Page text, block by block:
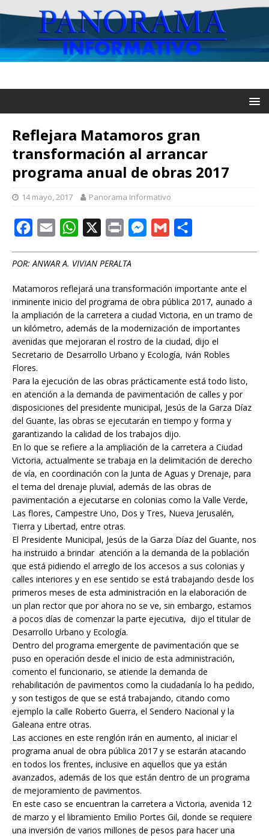
Reflejara Matamoros gran
transformación al arrancar
programa anual de obras 2017
14 mayo, 2017 Panorama Informativo
c
b
o
o
k
a
l
W
a
s
A
p
p
i
t
M
e
n
g
e
l
a
r
t
i
POR: ANWAR A. VIVIAN PERALTA
Matamoros reflejará una transformación importante ante el
inminente inicio del programa de obra pública 2017, aunado a
la ampliación de la carretera a ciudad Victoria, en un tramo de
un kilómetro, además de la modernización de importantes
avenidas que mejoraran el rostro de la ciudad, dijo el
Secretario de Desarrollo Urbano y Ecología, Iván Robles
Flores.
Para la ejecución de las obras prácticamente está todo listo,
en atención a la demanda de pavimentación de calles y por
disposiciones del presidente municipal, Jesús de la Garza Díaz
del Guante, las obras se ejecutarán en tiempo y forma y
garantizando la calidad de los trabajos dijo.
En lo que se refiere a la ampliación de la carretera a Ciudad
Victoria, actualmente se trabaja en la delimitación de derecho
de vía, en coordinación con la Junta de Aguas y Drenaje, para
el tema del drenaje pluvial, además de las obras de
pavimentación a ejecutarse en colonias como la Valle Verde,
Las flores, Campestre Uno, Dos y Tres, Nueva Jerusalén,
Tierra y Libertad, entre otras.
El Presidente Municipal, Jesús de la Garza Díaz del Guante, nos
ha instruido a brindar atención a la demanda de la población
que está pidiendo el arreglo de los accesos a sus colonias y
calles interiores y en ese sentido se está trabajando desde los
primeros meses de esta administración en la elaboración de
un plan rector que por ahora no se ve, sin embargo, estamos
a pocos días de comenzar la parte ejecutiva, dijo el titular de
Desarrollo Urbano y Ecología.
Dentro del programa emergente de pavimentación que se
puso en operación desde el inicio de esta administración,
comento el funcionario, se atiende la demanda de
rehabilitación de pavimentos como la ciudadanía lo ha pedido,
y son testigos de que se está trabajando, citando como
ejemplo la calle Roberto Guerra, el Sendero Nacional y la
Galeana entre otras.
Las acciones en este renglón irán en aumento, al iniciar el
programa anual de obra pública 2017 y se estarán atacando
en todos los frentes, inclusive en aquellos que ya están
avanzados, además de los que están dentro de un programa
de mejoramiento de pavimentos.
En este caso se encuentran la carretera a Victoria, avenida 12
de marzo y el libramiento Emilio Portes Gil, donde se requiere
una inversión de varios millones de pesos para hacer una